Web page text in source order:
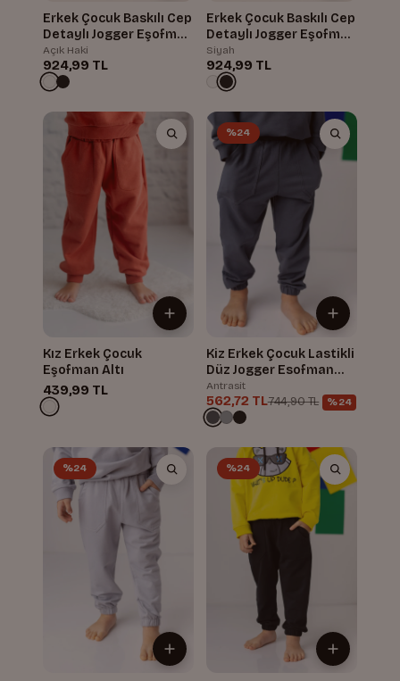
Erkek Çocuk Baskılı Cep
Detaylı Jogger Eşofman
Altı
Açık Haki
924,99 TL
Erkek Çocuk Baskılı Cep
Detaylı Jogger Eşofman
Altı
Siyah
924,99 TL
Kız Erkek Çocuk
Eşofman Altı
439,99 TL
%24
Kiz Erkek Çocuk Lastikli
Düz Jogger Esofman
Alti
Antrasit
562,72 TL744,90 TL %24
%24 %24